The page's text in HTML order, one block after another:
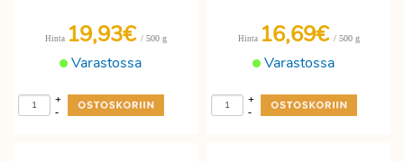
Varastossa
Hinta 19,93€ / 500 g
-
+
Varastossa
Hinta 16,69€ / 500 g
-
+